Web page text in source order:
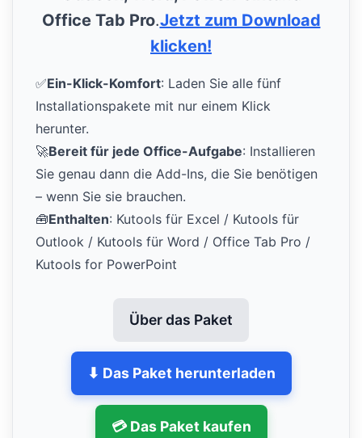
Office Tab Pro.Jetzt zum Download
klicken!
✅Ein-Klick-Komfort: Laden Sie alle fünf
Installationspakete mit nur einem Klick
herunter.
🚀Bereit für jede Office-Aufgabe: Installieren
Sie genau dann die Add-Ins, die Sie benötigen
– wenn Sie sie brauchen.
🧰Enthalten: Kutools für Excel / Kutools für
Outlook / Kutools für Word / Office Tab Pro /
Kutools for PowerPoint
Über das Paket
⬇ Das Paket herunterladen
💳 Das Paket kaufen